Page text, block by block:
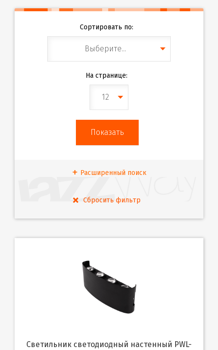
Сортировать по:
Выберите...
На странице:
12
Расширенный поиск
Светильник светодиодный настенный PWL-